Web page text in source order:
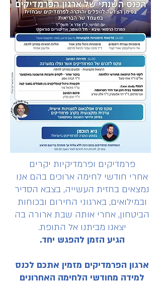
פרמדיקים ופרמדיקיות יקרים
אחרי חודשי לחימה ארוכים בהם אנו
נמצאים בחזית העשייה, בצבא הסדיר
ובמילואים, בארגוני החירום ובכוחות
הביטחון, אחרי אותה שבת ארורה בה
יצאנו מביתנו אל התופת.
הגיע הזמן להפגש יחד.
ארגון הפרמדיקים מזמין אתכם לכנס
למידה מחודשי הלחימה האחרונים